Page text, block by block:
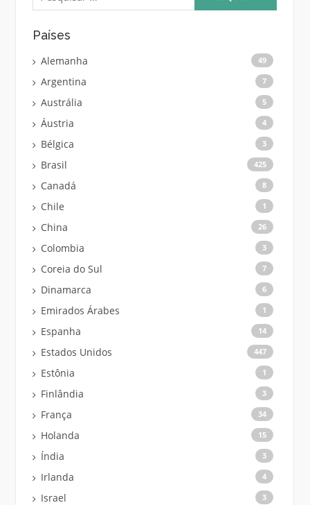
Países
Alemanha 49
Argentina 7
Austrália 5
Áustria 4
Bélgica 3
Brasil 425
Canadá 8
Chile 1
China 26
Colombia 3
Coreia do Sul 7
Dinamarca 6
Emirados Árabes 1
Espanha 14
Estados Unidos 447
Estônia 1
Finlândia 3
França 34
Holanda 15
Índia 3
Irlanda 4
Israel 3